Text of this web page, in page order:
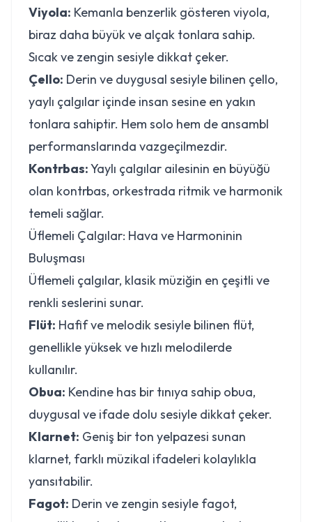
Viyola: Kemanla benzerlik gösteren viyola,
biraz daha büyük ve alçak tonlara sahip.
Sıcak ve zengin sesiyle dikkat çeker.
Çello: Derin ve duygusal sesiyle bilinen çello,
yaylı çalgılar içinde insan sesine en yakın
tonlara sahiptir. Hem solo hem de ansambl
performanslarında vazgeçilmezdir.
Kontrbas:Yaylı çalgılar ailesinin en büyüğü
olan kontrbas, orkestrada ritmik ve harmonik
temeli sağlar.
Üflemeli Çalgılar: Hava ve Harmoninin
Buluşması
Üflemeli çalgılar, klasik müziğin en çeşitli ve
renkli seslerini sunar.
Flüt: Hafif ve melodik sesiyle bilinen flüt,
genellikle yüksek ve hızlı melodilerde
kullanılır.
Obua: Kendine has bir tınıya sahip obua,
duygusal ve ifade dolu sesiyle dikkat çeker.
Klarnet: Geniş bir ton yelpazesi sunan
klarnet, farklı müzikal ifadeleri kolaylıkla
yansıtabilir.
Fagot: Derin ve zengin sesiyle fagot,